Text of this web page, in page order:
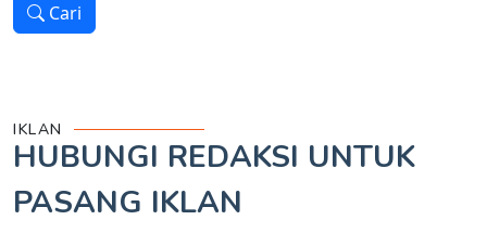
Cari
IKLAN
HUBUNGI REDAKSI UNTUK
PASANG IKLAN